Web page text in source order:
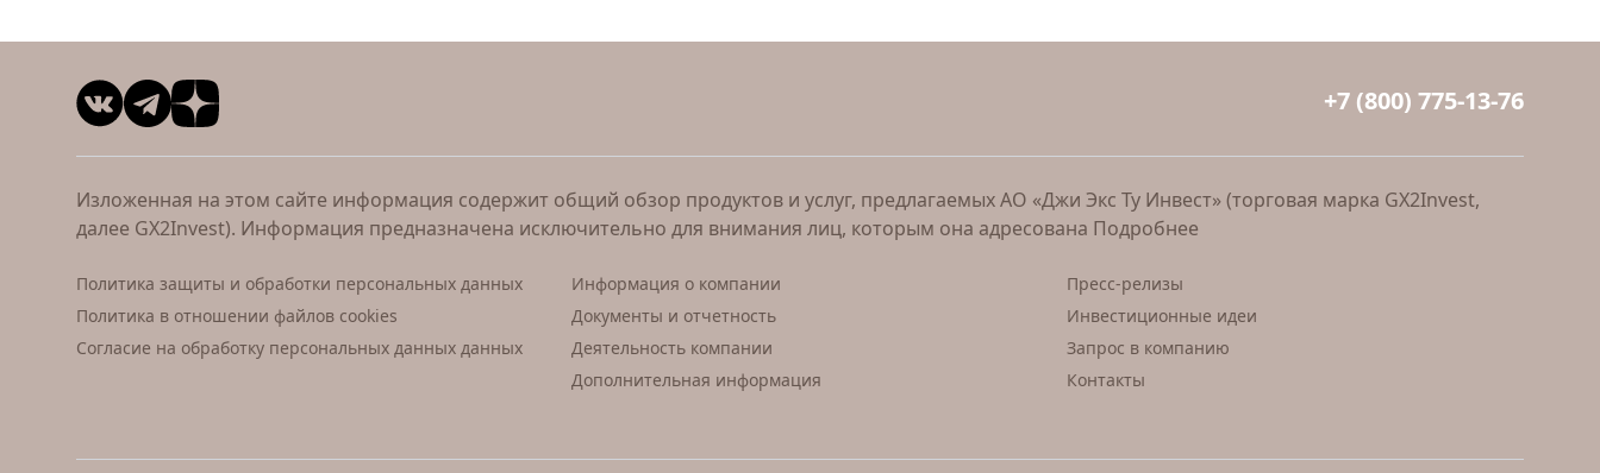
+7 (800) 775-13-76
Изложенная на этом сайте информация содержит общий обзор продуктов и услуг, предлагаемых АО «Джи Экс Ту Инвест» (торговая марка GX2Invest,
далее GX2Invest). Информация предназначена исключительно для внимания лиц, которым она адресована Подробнее
Политика защиты и обработки персональных данных
Политика в отношении файлов cookies
Согласие на обработку персональных данных данных
Информация о компании
Документы и отчетность
Деятельность компании
Дополнительная информация
Пресс-релизы
Инвестиционные идеи
Запрос в компанию
Контакты